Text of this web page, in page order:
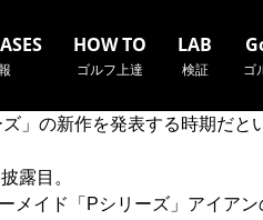
HOW TO
ゴルフ上達
LAB
検証 ゴ
」の新作を発表する時期だ
露目。
イド「Pシリーズ」アイア